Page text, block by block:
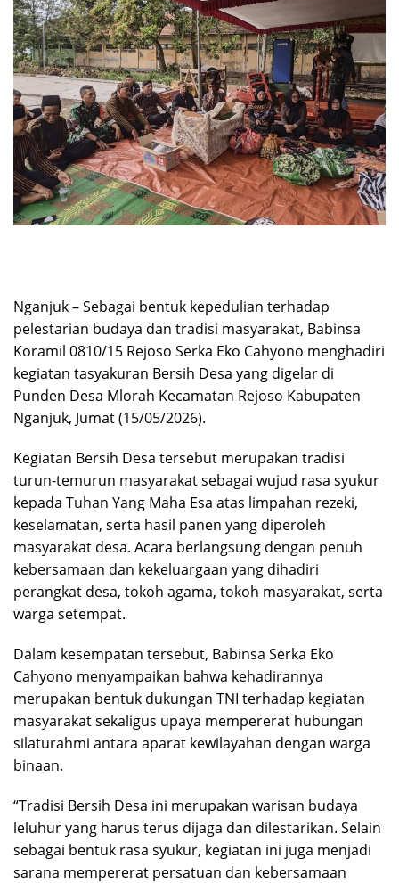
Nganjuk – Sebagai bentuk kepedulian terhadap
pelestarian budaya dan tradisi masyarakat, Babinsa
Koramil 0810/15 Rejoso Serka Eko Cahyono menghadiri
kegiatan tasyakuran Bersih Desa yang digelar di
Punden Desa Mlorah Kecamatan Rejoso Kabupaten
Nganjuk, Jumat (15/05/2026).
Kegiatan Bersih Desa tersebut merupakan tradisi
turun-temurun masyarakat sebagai wujud rasa syukur
kepada Tuhan Yang Maha Esa atas limpahan rezeki,
keselamatan, serta hasil panen yang diperoleh
masyarakat desa. Acara berlangsung dengan penuh
kebersamaan dan kekeluargaan yang dihadiri
perangkat desa, tokoh agama, tokoh masyarakat, serta
warga setempat.
Dalam kesempatan tersebut, Babinsa Serka Eko
Cahyono menyampaikan bahwa kehadirannya
merupakan bentuk dukungan TNI terhadap kegiatan
masyarakat sekaligus upaya mempererat hubungan
silaturahmi antara aparat kewilayahan dengan warga
binaan.
“Tradisi Bersih Desa ini merupakan warisan budaya
leluhur yang harus terus dijaga dan dilestarikan. Selain
sebagai bentuk rasa syukur, kegiatan ini juga menjadi
sarana mempererat persatuan dan kebersamaan